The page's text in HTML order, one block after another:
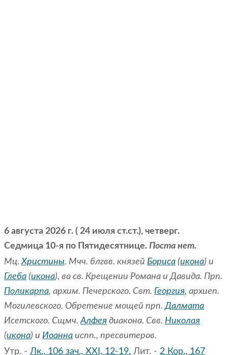
6 августа 2026 г. ( 24 июля ст.ст.), четверг.
Седмица 10-я по Пятидесятнице. Поста нет.
Мц.Христины. Мчч. блгвв. князей Бориса (икона) и
Глеба (икона), во св. Крещении Романа и Давида. Прп.
Поликарпа, архим. Печерского. Свт. Георгия, архиеп.
Могилевского. Обретение мощей прп.Далмата
Исетского. Сщмч.Алфея диакона. Свв. Николая
(икона) и Иоанна испп., пресвитеров.
Утр. - Лк., 106 зач., XXI, 12-19. Лит. - 2 Кор., 167